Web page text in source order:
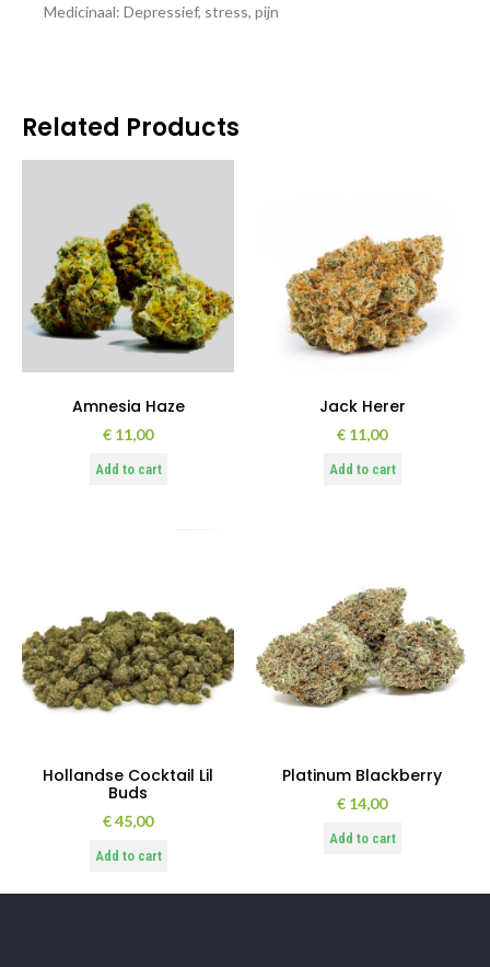
Medicinaal: Depressief, stress, pijn
Related Products
Amnesia Haze
€ 11,00
Add to cart
Jack Herer
€ 11,00
Add to cart
Hollandse Cocktail Lil
Buds
€45,00
Add to cart
Platinum Blackberry
€ 14,00
Add to cart